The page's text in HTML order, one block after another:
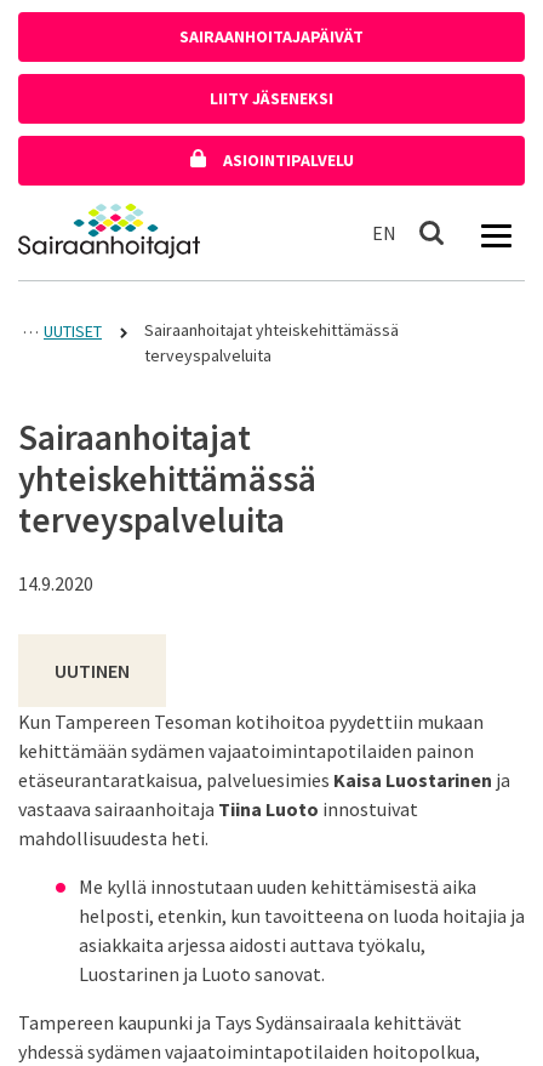
SAIRAANHOITAJAPÄIVÄT
LIITY JÄSENEKSI
ASIOINTIPALVELU
Etusivulle
EN In English
Haku
UUTISET
Sairaanhoitajat yhteiskehittämässä
terveyspalveluita
Sairaanhoitajat
yhteiskehittämässä
terveyspalveluita
14.9.2020
UUTINEN
Kun Tampereen Tesoman kotihoitoa pyydettiin mukaan
kehittämään sydämen vajaatoimintapotilaiden painon
etäseurantaratkaisua, palveluesimies Kaisa Luostarinen ja
vastaava sairaanhoitaja Tiina Luoto innostuivat
mahdollisuudesta heti.
Me kyllä innostutaan uuden kehittämisestä aika
helposti, etenkin, kun tavoitteena on luoda hoitajia ja
asiakkaita arjessa aidosti auttava työkalu,
Luostarinen ja Luoto sanovat.
Tampereen kaupunki ja Tays Sydänsairaala kehittävät
yhdessä sydämen vajaatoimintapotilaiden hoitopolkua,